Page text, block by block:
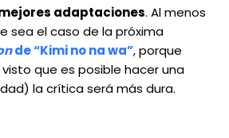
adaptaciones. Al menos
sea el caso de la próxima
de “Kimi no na wa”, porque
que es posible hacer una
la crítica será más dura.